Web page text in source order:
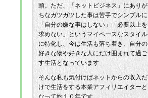
頭。ただ、「ネットビジネス」にありが
ちなガツガツした事は苦手でシンプルに
「自分の嫌な事はしない」「必要以上を
求めない」というマイペースなスタイル
に特化し、今は生活も落ち着き、自分の
好きな物や好きな人にだけ囲まれて過ご
す生活となっています
そんな私も気付けばネットからの収入だ
けで生活をする本業アフィリエイターと
なって約１０年です